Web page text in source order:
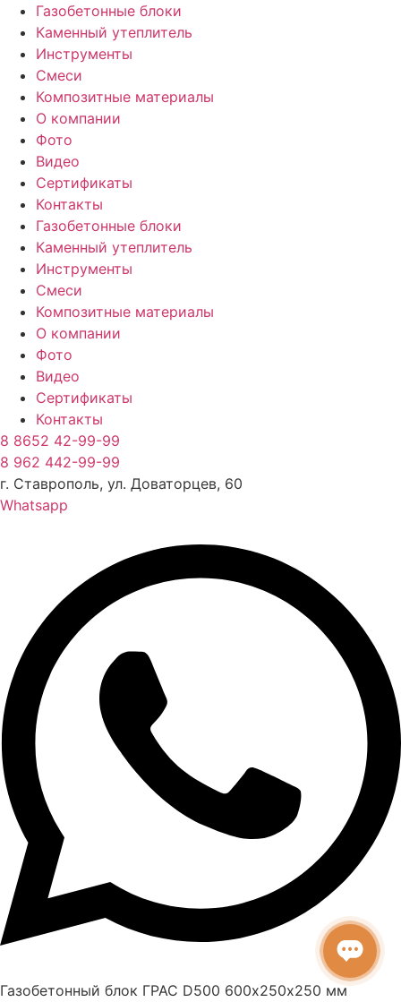
Газобетонные блоки
Каменный утеплитель
Инструменты
Смеси
Композитные материалы
О компании
Фото
Видео
Сертификаты
Контакты
Газобетонные блоки
Каменный утеплитель
Инструменты
Смеси
Композитные материалы
О компании
Фото
Видео
Сертификаты
Контакты
8 8652 42-99-99
8 962 442-99-99
г. Ставрополь, ул. Доваторцев, 60
Whatsapp
Газобетонный блок ГРАС D500 600х250х250 мм